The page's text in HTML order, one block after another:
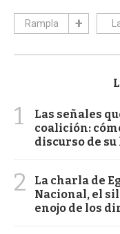
Rampla
1
Las señales
coalición:
discurso de
2
La charla de
Nacional, el
enojo de los